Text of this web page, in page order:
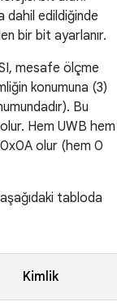
dahil edildiğinde
bir bit ayarlanır.
mesafe ölçme
konumuna (3)
Bu
Hem UWB hem
0x0A olur (hem 0
tabloda
Kimlik